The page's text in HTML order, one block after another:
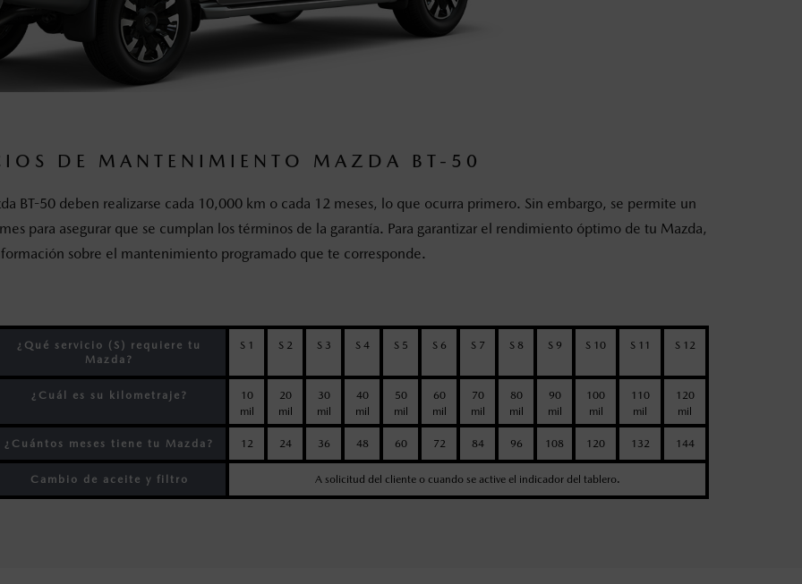
DE MANTENIMIENTO MAZDA BT-50
BT-50 deben realizarse cada 10,000 km o cada 12 meses, lo que ocurra primero. Sin embargo, se permite un
para asegurar que se cumplan los términos de la garantía. Para garantizar el rendimiento óptimo de tu Mazda,
sobre el mantenimiento programado que te corresponde.
¿Qué servicio (S) requiere tu
Mazda?
S 1 S 2 S 3 S 4 S 5 S 6 S 7 S 8 S 9 S 10 S 11 S 12
¿Cuál es su kilometraje?
10
mil
20
mil
30
mil
40
mil
50
mil
60
mil
70
mil
80
mil
90
mil
100
mil
110
mil
120
mil
¿Cuántos meses tiene tu Mazda? 12 24 36 48 60 72 84 96 108 120 132 144
Cambio de aceite y filtro A solicitud del cliente o cuando se active el indicador del tablero.